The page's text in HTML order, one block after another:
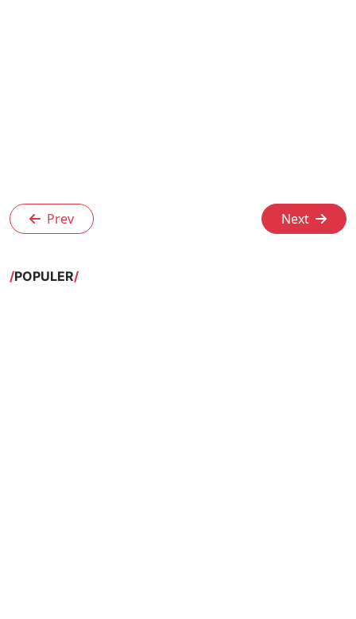
Prev Next
POPULER